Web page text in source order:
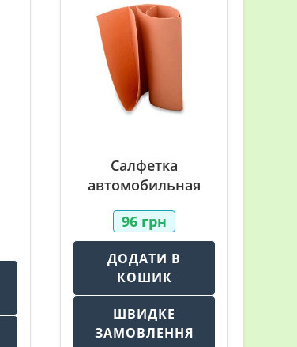
Салфетка
автомобильная
96 грн
ДОДАТИ В
КОШИК
ШВИДКЕ
ЗАМОВЛЕННЯ